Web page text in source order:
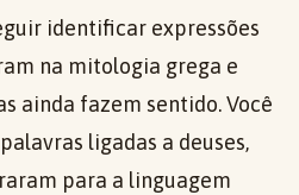
identificar expressões
na mitologia grega e
ainda fazem sentido. Você
ligadas a deuses,
para a linguagem